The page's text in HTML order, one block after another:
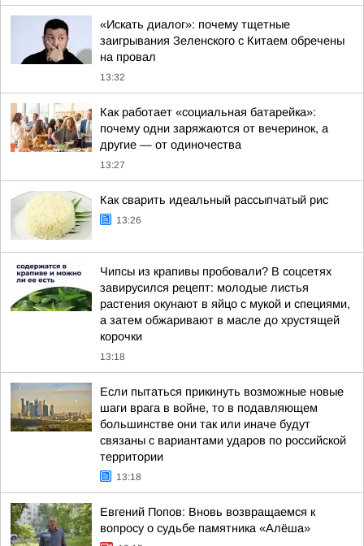
«Искать диалог»: почему тщетные
заигрывания Зеленского с Китаем обречены
на провал
13:32
Как работает «социальная батарейка»:
почему одни заряжаются от вечеринок, а
другие — от одиночества
13:27
Как сварить идеальный рассыпчатый рис
13:26
Чипсы из крапивы пробовали? В соцсетях
завирусился рецепт: молодые листья
растения окунают в яйцо с мукой и специями,
а затем обжаривают в масле до хрустящей
корочки
13:18
Если пытаться прикинуть возможные новые
шаги врага в войне, то в подавляющем
большинстве они так или иначе будут
связаны с вариантами ударов по российской
территории
13:18
Евгений Попов: Вновь возвращаемся к
вопросу о судьбе памятника «Алёша»